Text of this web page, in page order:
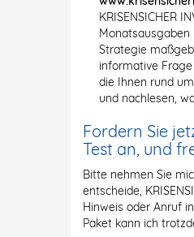
KRISENSICHER
Strategie
informative
die Ihnen rund
und nachlesen,
Fordern Sie
Test an, und
Bitte nehmen Sie
entscheide,
Hinweis oder Anruf
Paket kann ich